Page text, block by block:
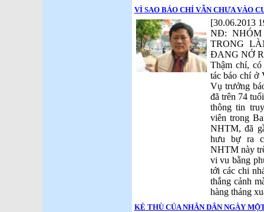
VÌ SAO BÁO CHÍ VẪN CHƯA VÀO
[30.06.2013
NĐ:
TRONG
ĐANG NỞ
Thậm chí,
tác báo chí ở
Vụ trưởng
đã trên 74
thông tin
viên trong
NHTM, đã
hưu bự ra
NHTM này
vi vu bằng
tới các chi
thắng cảnh
hàng tháng
KẺ THÙ CỦA NHÂN DÂN NGÀY